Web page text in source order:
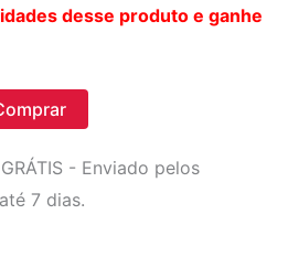
desse produto e ganhe
GRÁTIS - Enviado pelos
7 dias.